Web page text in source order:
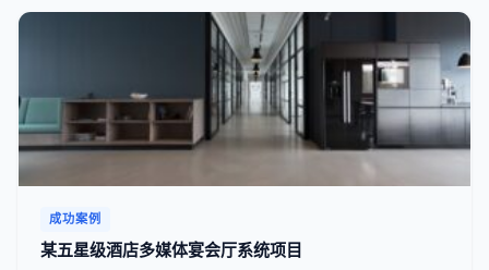
成功案例
某五星级酒店多媒体宴会厅系统项目